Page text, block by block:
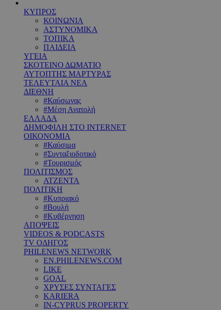
ΚΥΠΡΟΣ
ΚΟΙΝΩΝΙΑ
ΑΣΤΥΝΟΜΙΚΑ
ΤΟΠΙΚΑ
ΠΑΙΔΕΙΑ
ΥΓΕΙΑ
ΣΚΟΤΕΙΝΟ ΔΩΜΑΤΙΟ
ΑΥΤΟΠΤΗΣ ΜΑΡΤΥΡΑΣ
ΤΕΛΕΥΤΑΙΑ ΝΕΑ
ΔΙΕΘΝΗ
#Καύσωνας
#Μέση Ανατολή
ΕΛΛΑΔΑ
ΔΗΜΟΦΙΛΗ ΣΤΟ INTERNET
ΟΙΚΟΝΟΜΙΑ
#Καύσιμα
#Συνταξιοδοτικό
#Τουρισμός
ΠΟΛΙΤΙΣΜΟΣ
ΑΤΖΕΝΤΑ
ΠΟΛΙΤΙΚΗ
#Κυπριακό
#Βουλή
#Κυβέρνηση
ΑΠΟΨΕΙΣ
VIDEOS & PODCASTS
TV ΟΔΗΓΟΣ
PHILENEWS NETWORK
EN.PHILENEWS.COM
LIKE
GOAL
ΧΡΥΣΕΣ ΣΥΝΤΑΓΕΣ
KARIERA
IN-CYPRUS PROPERTY